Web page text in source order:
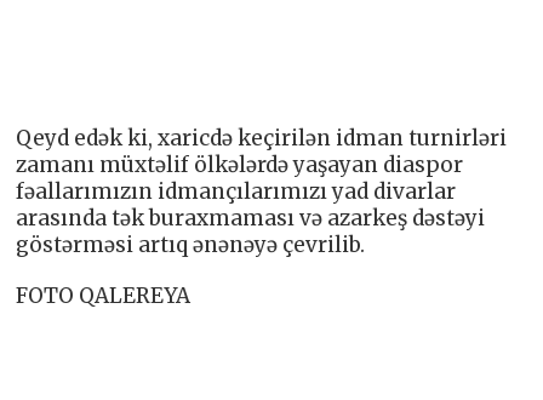
Qeyd edək ki, xaricdə keçirilən idman turnirləri
zamanı müxtəlif ölkələrdə yaşayan diaspor
fəallarımızın idmançılarımızı yad divarlar
arasında tək buraxmaması və azarkeş dəstəyi
göstərməsi artıq ənənəyə çevrilib.
FOTO QALEREYA